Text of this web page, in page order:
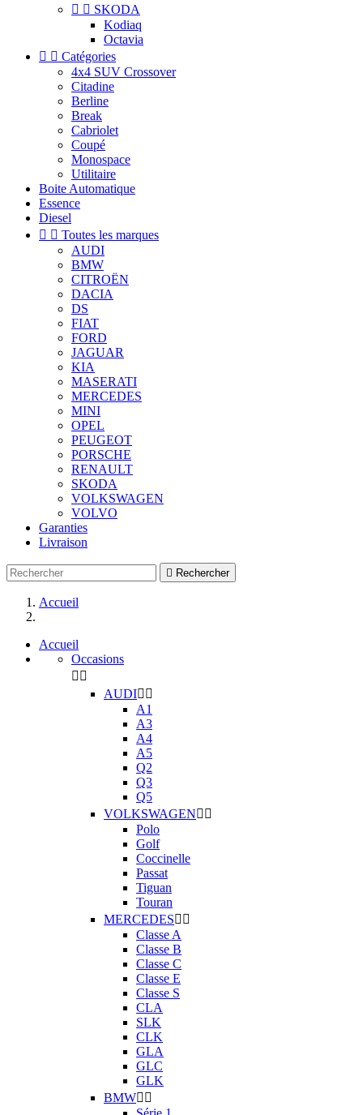
  SKODA
Kodiaq
Octavia
  Catégories
4x4 SUV Crossover
Citadine
Berline
Break
Cabriolet
Coupé
Monospace
Utilitaire
Boite Automatique
Essence
Diesel
  Toutes les marques
AUDI
BMW
CITROËN
DACIA
DS
FIAT
FORD
JAGUAR
KIA
MASERATI
MERCEDES
MINI
OPEL
PEUGEOT
PORSCHE
RENAULT
SKODA
VOLKSWAGEN
VOLVO
Garanties
Livraison
 Rechercher
Accueil
Accueil
Occasions
 
AUDI 
A1
A3
A4
A5
Q2
Q3
Q5
VOLKSWAGEN 
Polo
Golf
Coccinelle
Passat
Tiguan
Touran
MERCEDES 
Classe A
Classe B
Classe C
Classe E
Classe S
CLA
SLK
CLK
GLA
GLC
GLK
BMW 